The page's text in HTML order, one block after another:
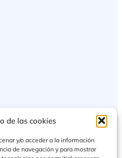
de las cookies
y/o acceder a la información
de navegación y para mostrar